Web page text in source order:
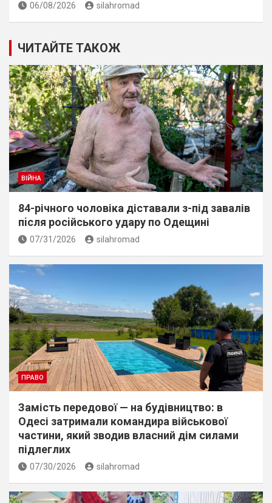
06/08/2026 silahromad
ЧИТАЙТЕ ТАКОЖ
ВІЙНА
84-річного чоловіка діставали з-під завалів
пiсля росiйського удару по Одещині
07/31/2026 silahromad
ПРАВО
Замість передової — на будівництво: в
Одесі затримали командира військової
частини, який зводив власний дім силами
підлеглих
07/30/2026 silahromad